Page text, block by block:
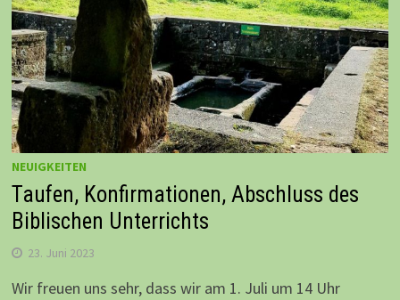
NEUIGKEITEN
Taufen, Konfirmationen, Abschluss des
Biblischen Unterrichts
23. Juni 2023
Wir freuen uns sehr, dass wir am 1. Juli um 14 Uhr